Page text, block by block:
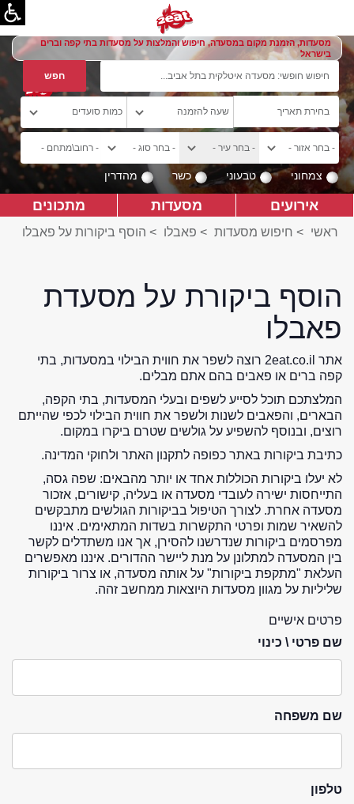
מסעדות, הזמנת מקום במסעדה, חיפוש והמלצות על מסעדות בתי קפה וברים
בישראל
צמחוני טבעוני כשר מהדרין
אירועים מסעדות מתכונים
ראשי > חיפוש מסעדות > פאבלו > הוסף ביקורות על פאבלו
הוסף ביקורת על מסעדת
פאבלו
אתר 2eat.co.il רוצה לשפר את חווית הבילוי במסעדות, בתי
קפה ברים או פאבים בהם אתם מבלים.
המלצתכם תוכל לסייע לשפים ובעלי המסעדות, בתי הקפה,
הבארים, והפאבים לשנות ולשפר את חווית הבילוי לכפי שהייתם
רוצים, ובנוסף להשפיע על גולשים שטרם ביקרו במקום.
כתיבת ביקורות באתר כפופה לתקנון האתר ולחוקי המדינה.
לא יעלו ביקורות הכוללות אחד או יותר מהבאים: שפה גסה,
התייחסות ישירה לעובדי מסעדה או בעליה, קישורים, אזכור
מסעדה אחרת. לצורך הטיפול בביקורות הגולשים מתבקשים
להשאיר שמות ופרטי התקשרות בשדות המתאימים. איננו
מפרסמים ביקורות שנדרשנו להסירן, אך אנו משתדלים לקשר
בין המסעדה למתלונן על מנת ליישר ההדורים. איננו מאפשרים
העלאת "מתקפת ביקורות" על אותה מסעדה, או צרור ביקורות
שליליות על מגוון מסעדות היוצאות ממחשב זהה.
פרטים אישיים
שם פרטי \ כינוי
שם משפחה
טלפון